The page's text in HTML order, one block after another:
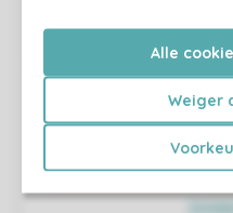
Alle
Weiger